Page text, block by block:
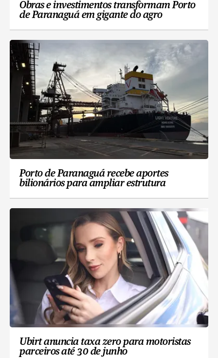
Obras e investimentos transformam Porto
de Paranaguá em gigante do agro
Porto de Paranaguá recebe aportes
bilionários para ampliar estrutura
Ubirt anuncia taxa zero para motoristas
parceiros até 30 de junho